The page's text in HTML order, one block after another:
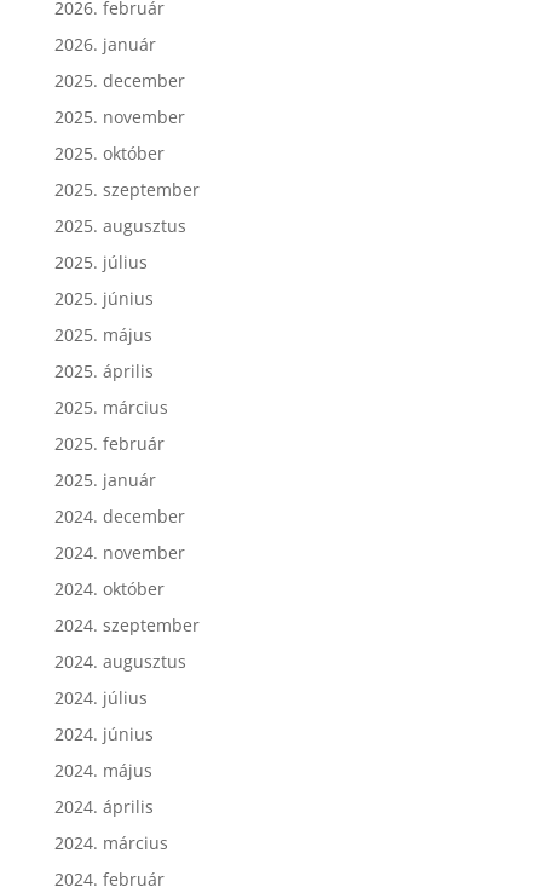
2026. február
2026. január
2025. december
2025. november
2025. október
2025. szeptember
2025. augusztus
2025. július
2025. június
2025. május
2025. április
2025. március
2025. február
2025. január
2024. december
2024. november
2024. október
2024. szeptember
2024. augusztus
2024. július
2024. június
2024. május
2024. április
2024. március
2024. február